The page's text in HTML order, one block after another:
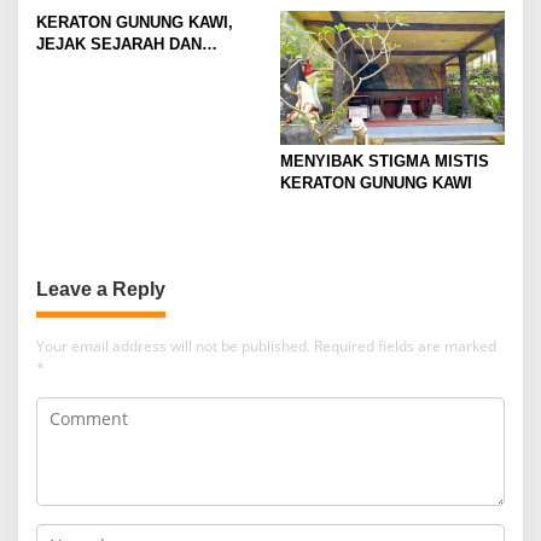
LEWAT PENGABDIAN
INTERNASIONAL DI
BANGKOK
KERATON GUNUNG KAWI,
JEJAK SEJARAH DAN
MENYIBAK STIGMA MISTIS
KERATON GUNUNG KAWI
Leave a Reply
Your email address will not be published. Required fields are marked
*